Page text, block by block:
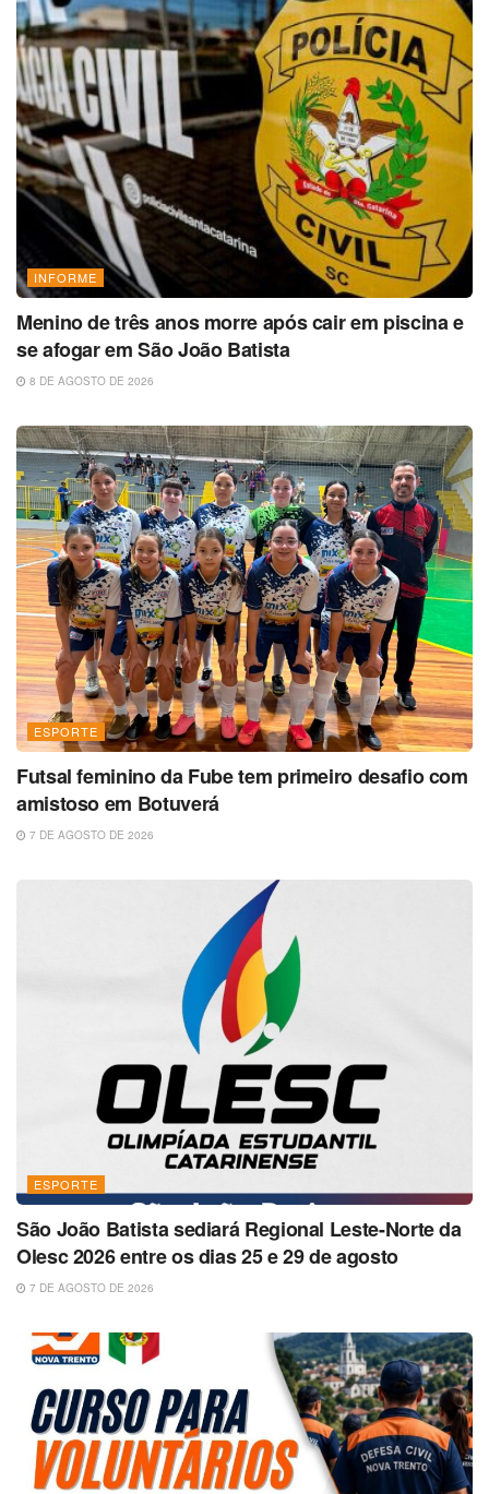
INFORME
Menino de três anos morre após cair em piscina e
se afogar em São João Batista
8 DE AGOSTO DE 2026
ESPORTE
Futsal feminino da Fube tem primeiro desafio com
amistoso em Botuverá
7 DE AGOSTO DE 2026
ESPORTE
São João Batista sediará Regional Leste-Norte da
Olesc 2026 entre os dias 25 e 29 de agosto
7 DE AGOSTO DE 2026